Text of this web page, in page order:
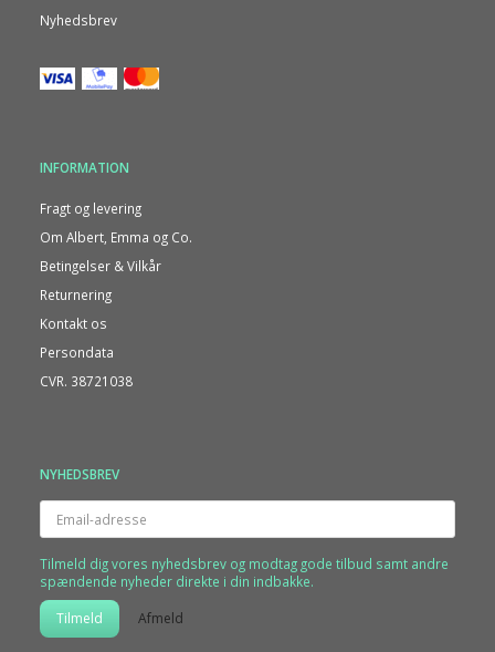
Nyhedsbrev
INFORMATION
Fragt og levering
Om Albert, Emma og Co.
Betingelser & Vilkår
Returnering
Kontakt os
Persondata
CVR. 38721038
NYHEDSBREV
Email-
adresse
Tilmeld dig vores nyhedsbrev og modtag gode tilbud samt andre
spændende nyheder direkte i din indbakke.
Tilmeld Afmeld